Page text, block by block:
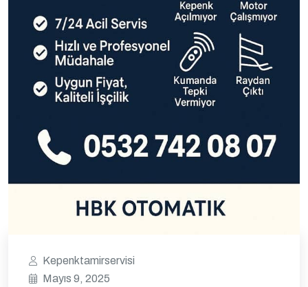
Kepenktamirservisi
Mayıs 9, 2025